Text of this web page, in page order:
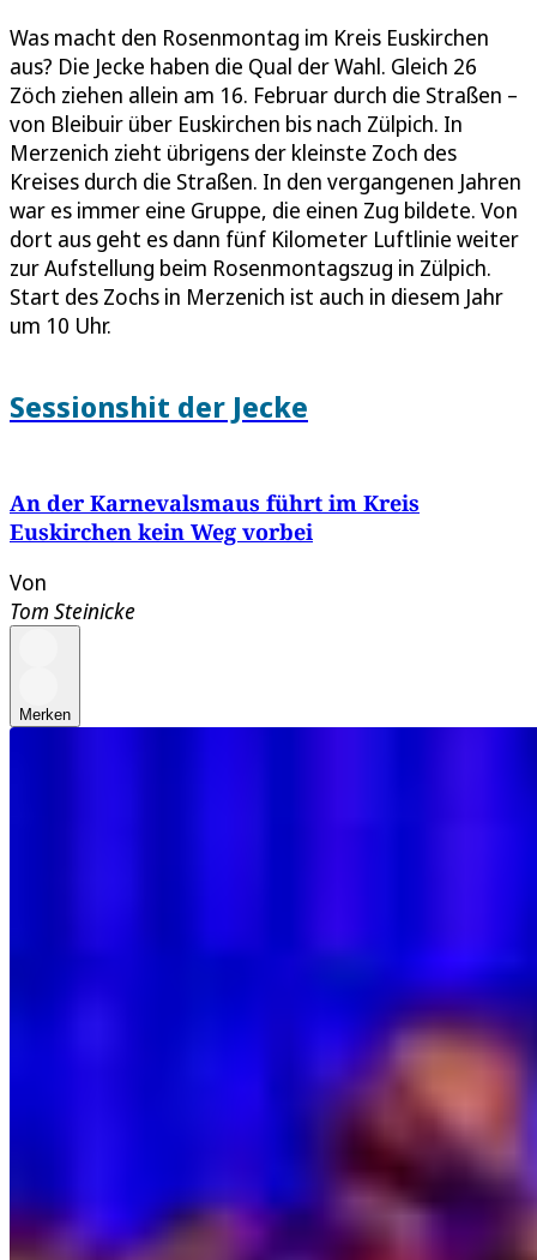
Was macht den Rosenmontag im Kreis Euskirchen
aus? Die Jecke haben die Qual der Wahl. Gleich 26
Zöch ziehen allein am 16. Februar durch die Straßen –
von Bleibuir über Euskirchen bis nach Zülpich. In
Merzenich zieht übrigens der kleinste Zoch des
Kreises durch die Straßen. In den vergangenen Jahren
war es immer eine Gruppe, die einen Zug bildete. Von
dort aus geht es dann fünf Kilometer Luftlinie weiter
zur Aufstellung beim Rosenmontagszug in Zülpich.
Start des Zochs in Merzenich ist auch in diesem Jahr
um 10 Uhr.
Sessionshit der Jecke
An der Karnevalsmaus führt im Kreis
Euskirchen kein Weg vorbei
Von
Tom Steinicke
Merken